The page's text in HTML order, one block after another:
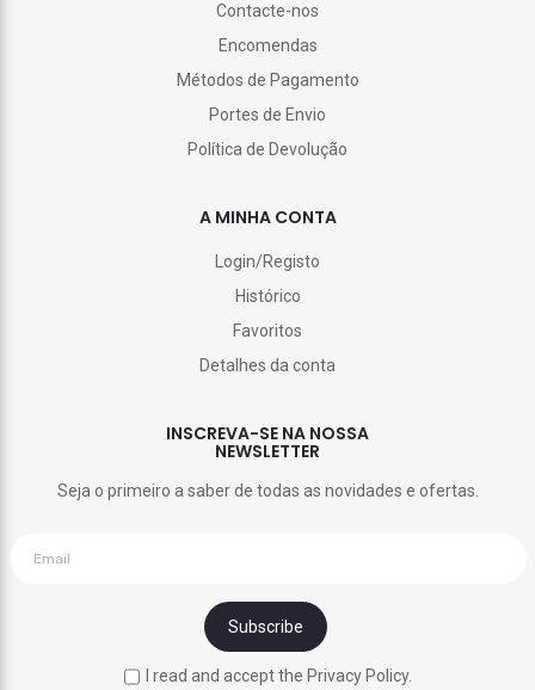
Contacte-nos
Encomendas
Métodos de Pagamento
Portes de Envio
Política de Devolução
A MINHA CONTA
Login/Registo
Histórico
Favoritos
Detalhes da conta
INSCREVA-SE NA NOSSA
NEWSLETTER
Seja o primeiro a saber de todas as novidades e ofertas.
I read and accept the Privacy Policy.